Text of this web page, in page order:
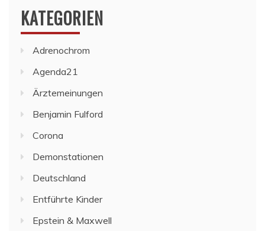
KATEGORIEN
Adrenochrom
Agenda21
Ärztemeinungen
Benjamin Fulford
Corona
Demonstationen
Deutschland
Entführte Kinder
Epstein & Maxwell